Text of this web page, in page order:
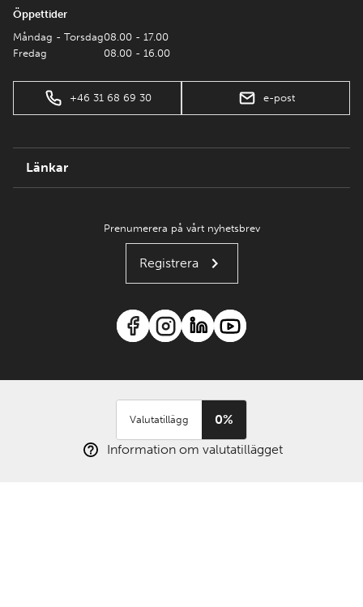
Öppettider
Måndag - Torsdag
Fredag
08.00 - 17.00
08.00 - 16.00
+46 31 68 69 30 e-post
Länkar
Prenumerera på vårt nyhetsbrev
Registrera
Valutatillägg
0%
Information om valutatillägget